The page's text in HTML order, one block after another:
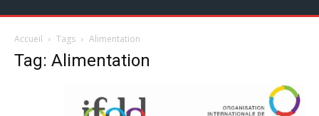
Accueil Tags Alimentation
Tag: Alimentation